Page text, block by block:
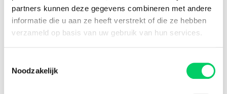
partners kunnen deze gegevens combineren met andere
informatie die u aan ze heeft verstrekt of die ze hebben
verzameld op basis van uw gebruik van hun services.
Noodzakelijk
Check-out
11 July 2023
€35,00